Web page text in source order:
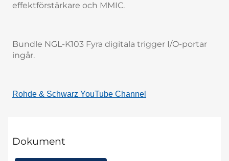
effektförstärkare och MMIC.
Bundle NGL-K103 Fyra digitala trigger I/O-portar
ingår.
Rohde & Schwarz YouTube Channel
Dokument